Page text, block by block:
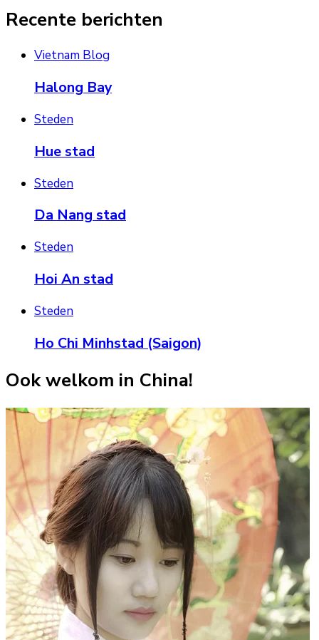
Recente berichten
Vietnam Blog
Halong Bay
Steden
Hue stad
Steden
Da Nang stad
Steden
Hoi An stad
Steden
Ho Chi Minhstad (Saigon)
Ook welkom in China!